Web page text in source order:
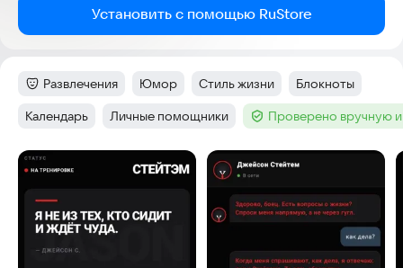
Установить с помощью RuStore
Категория:
Развлечения Тег:
Юмор Тег:
Стиль жизни Тег:
Блокноты
Тег:
Календарь Тег:
Личные помощники Тег :Проверено вручную
Скриншоты